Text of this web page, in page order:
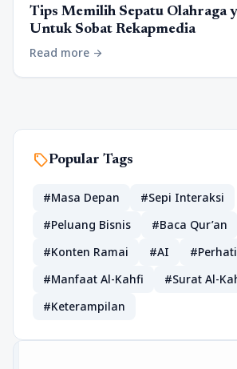
Tips Memilih Sepatu Olahraga
Untuk Sobat Rekapmedia
Read more arrow_forward
sellPopular Tags
#Masa Depan
#Sepi Interaksi
#Peluang Bisnis
#Baca Qur’an
#Konten Ramai
#AI
#Manfaat Al-Kahfi
#Surat Al-
#Keterampilan